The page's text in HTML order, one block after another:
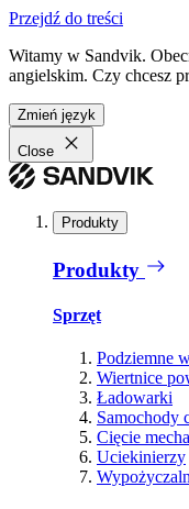
Przejdź do treści
Witamy w Sandvik.
angielskim. Czy chcesz
Zmień język
Close
Produkty
Produkty
Sprzęt
Podziemne
Wiertnice
Ładowarki
Samochody
Cięcie
Uciekinierzy